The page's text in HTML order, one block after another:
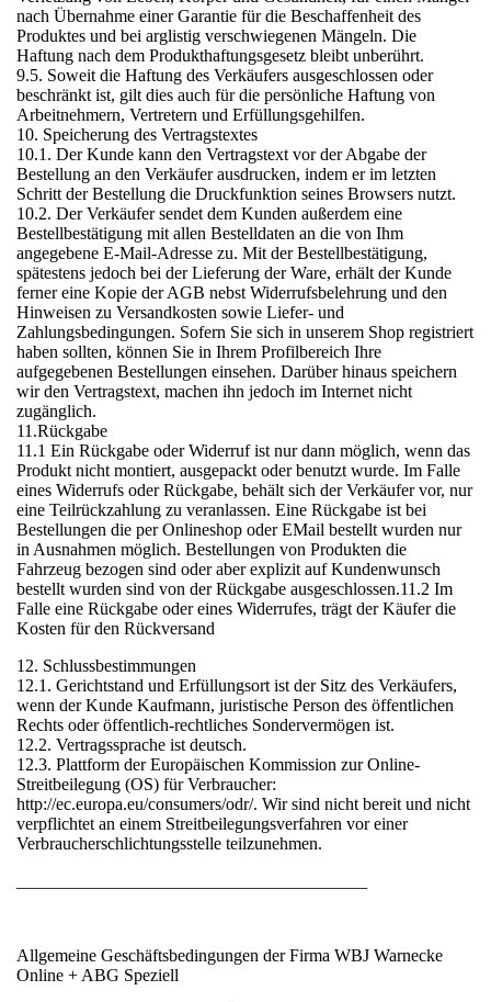
nach Übernahme einer Garantie für die Beschaffenheit des
Produktes und bei arglistig verschwiegenen Mängeln. Die
Haftung nach dem Produkthaftungsgesetz bleibt unberührt.
9.5. Soweit die Haftung des Verkäufers ausgeschlossen oder
beschränkt ist, gilt dies auch für die persönliche Haftung von
Arbeitnehmern, Vertretern und Erfüllungsgehilfen.
10. Speicherung des Vertragstextes
10.1. Der Kunde kann den Vertragstext vor der Abgabe der
Bestellung an den Verkäufer ausdrucken, indem er im letzten
Schritt der Bestellung die Druckfunktion seines Browsers nutzt.
10.2. Der Verkäufer sendet dem Kunden außerdem eine
Bestellbestätigung mit allen Bestelldaten an die von Ihm
angegebene E-Mail-Adresse zu. Mit der Bestellbestätigung,
spätestens jedoch bei der Lieferung der Ware, erhält der Kunde
ferner eine Kopie der AGB nebst Widerrufsbelehrung und den
Hinweisen zu Versandkosten sowie Liefer- und
Zahlungsbedingungen. Sofern Sie sich in unserem Shop registriert
haben sollten, können Sie in Ihrem Profilbereich Ihre
aufgegebenen Bestellungen einsehen. Darüber hinaus speichern
wir den Vertragstext, machen ihn jedoch im Internet nicht
zugänglich.
11.Rückgabe
11.1 Ein Rückgabe oder Widerruf ist nur dann möglich, wenn das
Produkt nicht montiert, ausgepackt oder benutzt wurde. Im Falle
eines Widerrufs oder Rückgabe, behält sich der Verkäufer vor, nur
eine Teilrückzahlung zu veranlassen. Eine Rückgabe ist bei
Bestellungen die per Onlineshop oder EMail bestellt wurden nur
in Ausnahmen möglich. Bestellungen von Produkten die
Fahrzeug bezogen sind oder aber explizit auf Kundenwunsch
bestellt wurden sind von der Rückgabe ausgeschlossen.11.2 Im
Falle eine Rückgabe oder eines Widerrufes, trägt der Käufer die
Kosten für den Rückversand
12. Schlussbestimmungen
12.1. Gerichtstand und Erfüllungsort ist der Sitz des Verkäufers,
wenn der Kunde Kaufmann, juristische Person des öffentlichen
Rechts oder öffentlich-rechtliches Sondervermögen ist.
12.2. Vertragssprache ist deutsch.
12.3. Plattform der Europäischen Kommission zur Online-
Streitbeilegung (OS) für Verbraucher:
http://ec.europa.eu/consumers/odr/. Wir sind nicht bereit und nicht
verpflichtet an einem Streitbeilegungsverfahren vor einer
Verbraucherschlichtungsstelle teilzunehmen.
Allgemeine Geschäftsbedingungen der Firma WBJ Warnecke
Online + ABG Speziell